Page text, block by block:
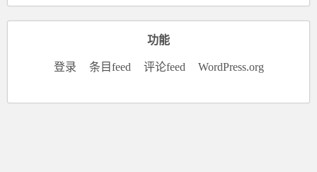
功能
登录 条目feed 评论feed WordPress.org